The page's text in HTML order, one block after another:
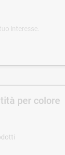
interesse.
per colore